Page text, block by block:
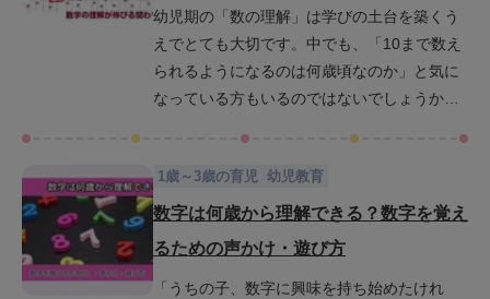
の選び方や始めるタイミングを見つけるヒン
トとして、ぜひ参考にしてみてください。
幼児期の「数の理解」は学びの土台を築くう
えでとても大切です。中でも、「10まで数え
られるようになるのは何歳頃なのか」と気に
なっている方もいるのではないでしょうか。
ん。数字の理解には順序、意味、量とのつな
がりなど複数の力が関係しており、発達には
えられるようになる年齢の目安だけでなく、
「数を理解した」と言える状態やご家庭でで
1歳～3歳の育児 幼児教育
数字は何歳から理解できる？数字を覚え
るための声かけ・遊び方
「うちの子、数字に興味を持ち始めたけれ